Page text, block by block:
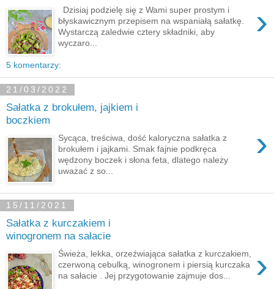
›
Dzisiaj podzielę się z Wami super prostym i
błyskawicznym przepisem na wspaniałą sałatkę.
Wystarczą zaledwie cztery składniki, aby
wyczaro...
5 komentarzy:
21/03/2022
Sałatka z brokułem, jajkiem i
boczkiem
›
Sycąca, treściwa, dość kaloryczna sałatka z
brokułem i jajkami. Smak fajnie podkręca
wędzony boczek i słona feta, dlatego należy
uważać z so...
15/11/2021
Sałatka z kurczakiem i
winogronem na sałacie
›
Świeża, lekka, orzeźwiająca sałatka z kurczakiem,
czerwoną cebulką, winogronem i piersią kurczaka
na sałacie . Jej przygotowanie zajmuje dos...